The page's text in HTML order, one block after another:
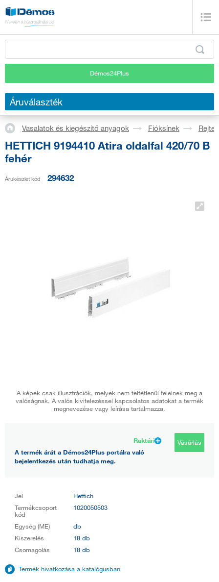
Démos24Plus
Áruválaszték
Vasalatok és kiegészítő anyagok Fióksínek
HETTICH 9194410 Atira oldalfal 420/70 B
fehér
Árukészlet kód 294632
A képek csak illusztrációk, melyek nem feltétlenül felelnek meg a
valóságnak. A valós kivitelezéssel kapcsolatos adatokat a termék
megnevezése vagy leírása tartalmazza.
Raktári
A termék árát a Démos24Plus portálra való
bejelentkezés után tudhatja meg.
Vásárlás
Jel
Hettich
Termékcsoport
kód
1020050503
Egység (ME)
db
Kiszerelés
18 db
Csomagolás
18 db
Termék hivatkozása a katalógusban